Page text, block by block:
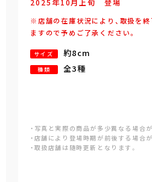
※店舗の在庫状況により、取扱を
ますので予めご了承ください。
サイズ 約8cm
種類 全3種
・写真と実際の商品が多少異なる場合
・店舗により登場時期が前後する場合
・取扱店舗は随時更新となります。